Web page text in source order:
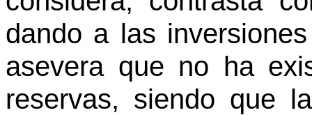
dando a las
asevera que no ha
reservas, siendo que